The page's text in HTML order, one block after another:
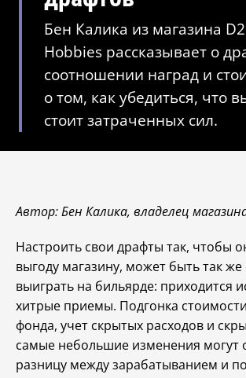
Бен Калика из магазина
Hobbies рассказывает о
соотношении наград и
о том, как убедиться, что
стоит затраченных сил.
Автор: Бен Калика, владелец
Настроить свои драфты так, чтобы
выгоду магазину, может быть так же
выиграть на бильярде: приходится
хитрые приемы. Подгонка
фонда, учет скрытых расходов и
самые небольшие изменения могут
разницу между зарабатыванием и